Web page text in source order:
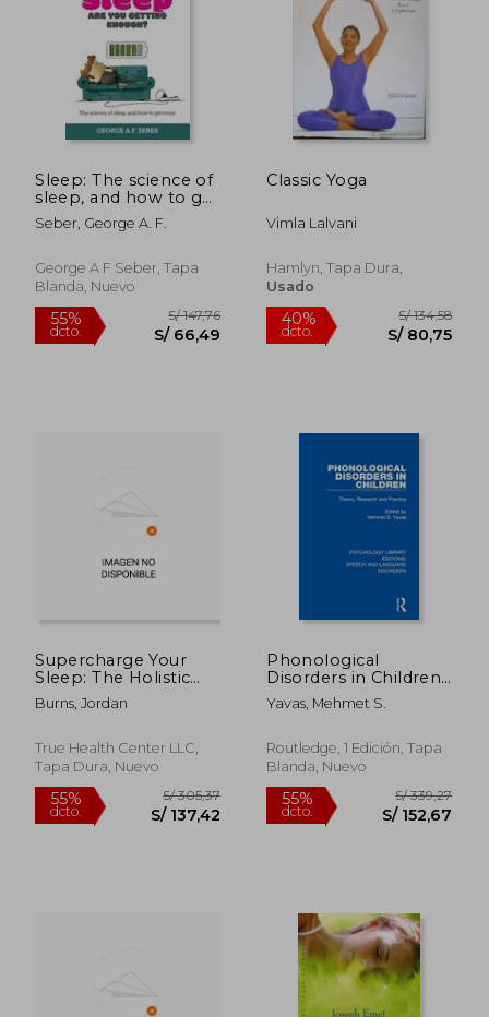
dcto.
Sleep: The science of
sleep, and how to get
more (en Inglés)
Seber, George A. F.
George A F Seber, Tapa
Blanda, Nuevo
Classic Yoga
Vimla Lalvani
Hamlyn, Tapa Dura,
Usado
Supercharge Your
Sleep: The Holistic
Guide to Improving
Sleep Quality,
Increasing Energy,
Boosting Productivity
Inglés)
Burns, Jordan
True Health Center LLC,
Tapa Dura, Nuevo
Phonological
Disorders in Children
(Psychology Library
Editions: Speech and
(en Inglés)
Yavas, Mehmet S.
Routledge, 1 Edición, Tapa
Blanda, Nuevo